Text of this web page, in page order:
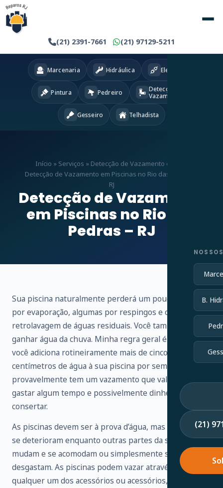
(21) 2391-7661 (21) 97129-5211
B.
(21)
Marcenaria Hidráulica Eletricista
Pintura Pedreiro
Detecção
Vazamentos
Gesseiro Telhadista
Início » Serviços » Detecção de Vazamento em RJ
Detecção de Vazamento em Piscinas no Rio das Pedras –
RJ
Detecção de Vazamento
em Piscinas no Rio das
Pedras – RJ
Sua piscina naturalmente perderá um pouco de água
por evaporação, algumas por respingos e outras por
retrolavagem de águas residuais. Você também vai
ganhar água da chuva. Minha regra geral é que, se
você adiciona rotineiramente mais de cinco
centímetros de água à sua piscina por semana,
provavelmente tem um vazamento que vale a pena
gastar algum tempo e possivelmente dinheiro para
consertar.
As piscinas devem ser à prova d’água, mas os selantes
se deterioram enquanto outras partes da sua piscina
mudam e se acomodam ou simplesmente se
desgastam. As piscinas podem vazar através de
qualquer um dos acessórios ou acessórios,